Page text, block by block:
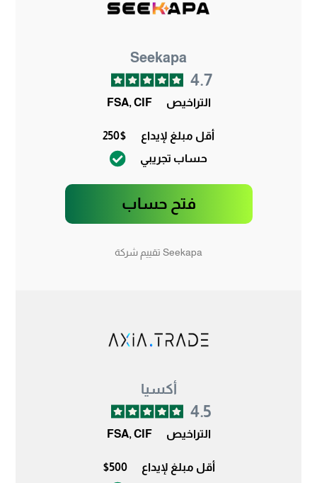
Seekapa
4.7
التراخيص FSA, CIF
أقل مبلغ لإيداع
250$
حساب تجريبي
فتح حساب
Seekapa تقييم شركة
أكسيا
4.5
التراخيص FSA, CIF
أقل مبلغ لإيداع
$500